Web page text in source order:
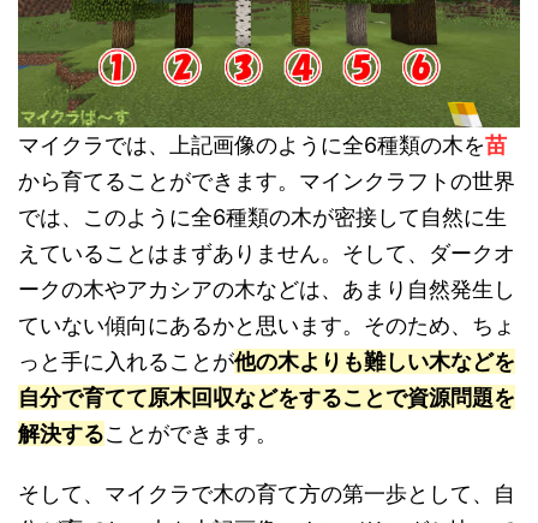
マイクラでは、上記画像のように全6種類の木を苗
から育てることができます。マインクラフトの世界
では、このように全6種類の木が密接して自然に生
えていることはまずありません。そして、ダークオ
ークの木やアカシアの木などは、あまり自然発生し
ていない傾向にあるかと思います。そのため、ちょ
っと手に入れることが他の木よりも難しい木などを
自分で育てて原木回収などをすることで資源問題を
解決することができます。
そして、マイクラで木の育て方の第一歩として、自